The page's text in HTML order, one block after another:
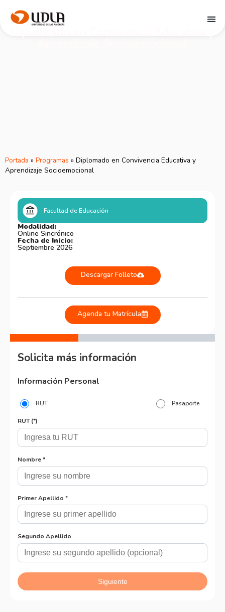
Portada » Programas » Diplomado en Convivencia Educativa y
Aprendizaje Socioemocional
Facultad de Educación
Modalidad:
Online Sincrónico
Fecha de Inicio:
Septiembre 2026
Descargar Folleto
Agenda tu Matrícula